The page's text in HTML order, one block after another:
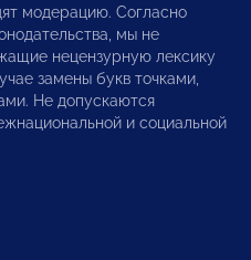
модерацию. Согласно
мы не
нецензурную лексику
замены букв точками,
Не допускаются
и социальной